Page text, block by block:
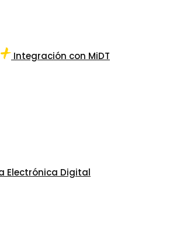
Integración con MiDT
Electrónica Digital